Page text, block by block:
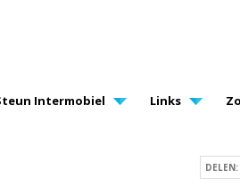
Intermobiel Links
DELEN: